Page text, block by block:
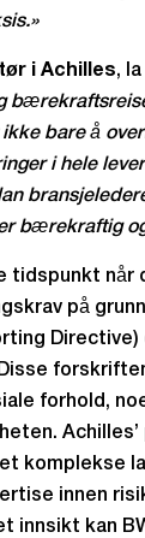
i Achilles,
bare å
i hele
bærekraftig
tidspunkt når
på
Directive)
forhold,
komplekse
innen
innsikt kan